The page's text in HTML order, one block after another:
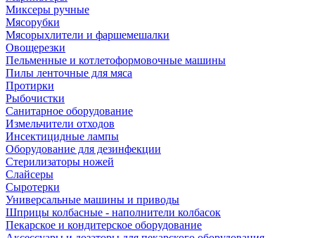
Миксеры ручные
Мясорубки
Мясорыхлители и фаршемешалки
Овощерезки
Пельменные и котлетоформовочные машины
Пилы ленточные для мяса
Протирки
Рыбочистки
Санитарное оборудование
Измельчители отходов
Инсектицидные лампы
Оборудование для дезинфекции
Стерилизаторы ножей
Слайсеры
Сыротерки
Универсальные машины и приводы
Шприцы колбасные - наполнители колбасок
Пекарское и кондитерское оборудование